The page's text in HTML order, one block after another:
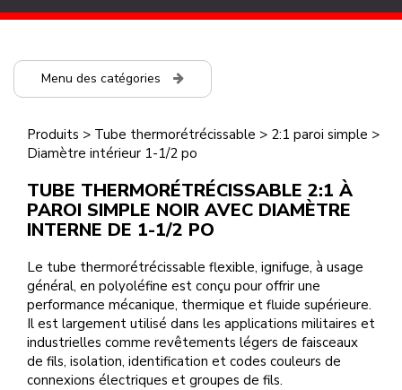
Menu des catégories
Produits > Tube thermorétrécissable > 2:1 paroi simple >
Diamètre intérieur 1-1/2 po
TUBE THERMORÉTRÉCISSABLE 2:1 À
PAROI SIMPLE NOIR AVEC DIAMÈTRE
INTERNE DE 1-1/2 PO
Le tube thermorétrécissable flexible, ignifuge, à usage
général, en polyoléfine est conçu pour offrir une
performance mécanique, thermique et fluide supérieure.
Il est largement utilisé dans les applications militaires et
industrielles comme revêtements légers de faisceaux
de fils, isolation, identification et codes couleurs de
connexions électriques et groupes de fils.